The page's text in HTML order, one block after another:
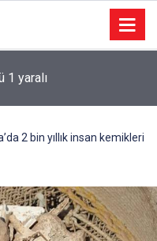
1 yaralı
2 bin yıllık insan kemikleri